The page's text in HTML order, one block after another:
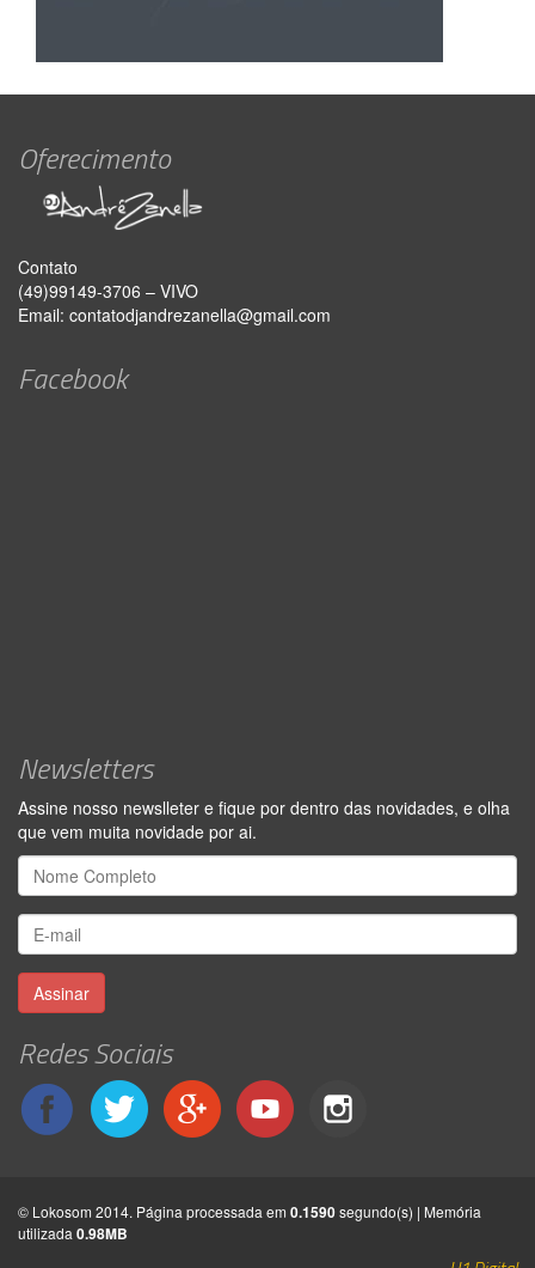
Oferecimento
Contato
(49)99149-3706 – VIVO
Email: contatodjandrezanella@gmail.com
Facebook
Newsletters
Assine nosso newslleter e fique por dentro das novidades, e olha
que vem muita novidade por ai.
Assinar
Redes Sociais
© Lokosom 2014. Página processada em 0.1590segundo(s) | Memória
utilizada 0.98MB